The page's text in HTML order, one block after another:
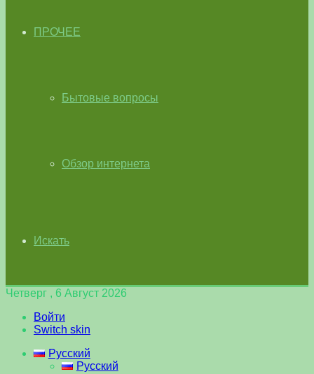
ПРОЧЕЕ
Бытовые вопросы
Обзор интернета
Искать
Четверг , 6 Август 2026
Войти
Switch skin
Русский
Русский